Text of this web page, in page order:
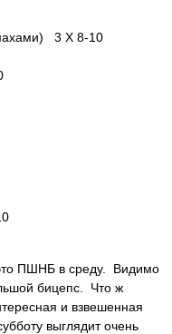
махами) 3 Х 8-10
ПШНБ в среду. Видимо
бицепс. Что ж
и взвешенная
выглядит очень